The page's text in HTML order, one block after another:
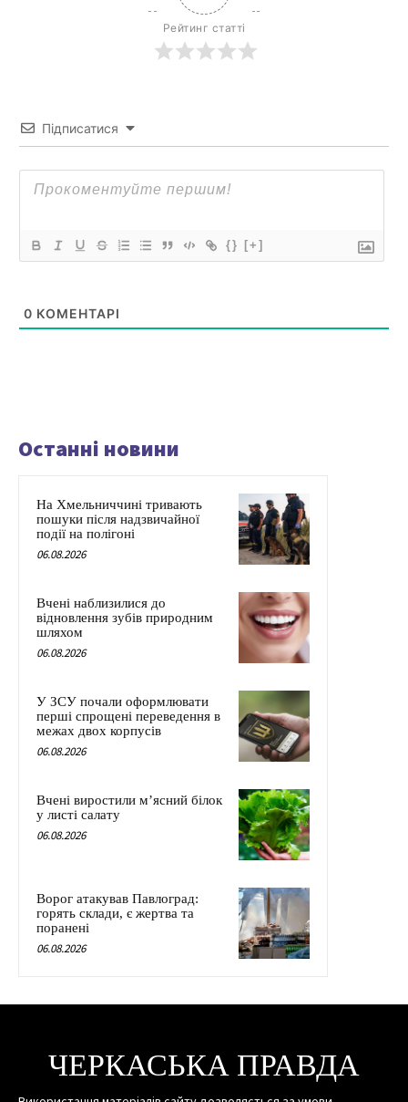
Рейтинг статті
Підписатися
{} [+]
0 КОМЕНТАРІ
Останні новини
На Хмельниччині тривають
пошуки після надзвичайної
події на полігоні
06.08.2026
Вчені наблизилися до
відновлення зубів природним
шляхом
06.08.2026
У ЗСУ почали оформлювати
перші спрощені переведення в
межах двох корпусів
06.08.2026
Вчені виростили м’ясний білок
у листі салату
06.08.2026
Ворог атакував Павлоград:
горять склади, є жертва та
поранені
06.08.2026
ЧЕРКАСЬКА ПРАВДА